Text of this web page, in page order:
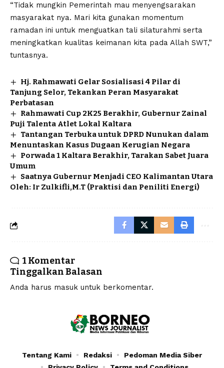
“Tidak mungkin Pemerintah mau menyengsarakan
masyarakat nya. Mari kita gunakan momentum
ramadan ini untuk menguatkan tali silaturahmi serta
meningkatkan kualitas keimanan kita pada Allah SWT,”
tuntasnya.
Hj. Rahmawati Gelar Sosialisasi 4 Pilar di
Tanjung Selor, Tekankan Peran Masyarakat
Perbatasan
Rahmawati Cup 2K25 Berakhir, Gubernur Zainal
Puji Talenta Atlet Lokal Kaltara
Tantangan Terbuka untuk DPRD Nunukan dalam
Menuntaskan Kasus Dugaan Kerugian Negara
Porwada 1 Kaltara Berakhir, Tarakan Sabet Juara
Umum
Saatnya Gubernur Menjadi CEO Kalimantan Utara
Oleh: Ir Zulkifli,M.T (Praktisi dan Peniliti Energi)
1 Komentar
Tinggalkan Balasan
Anda harus masuk untuk berkomentar.
Tentang Kami Redaksi
Pedoman Media Siber